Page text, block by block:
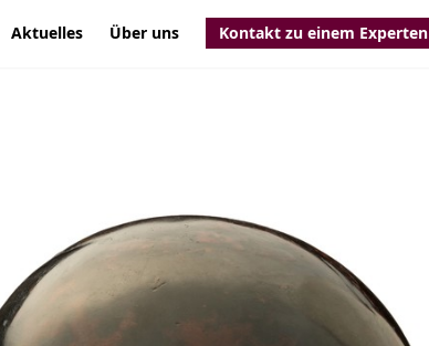
Aktuelles Über uns Kontakt zu einem Experten